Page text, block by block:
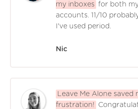
my inboxes for both
accounts. 11/10
I've used period.
Nic
Leave Me Alone saved
frustration!